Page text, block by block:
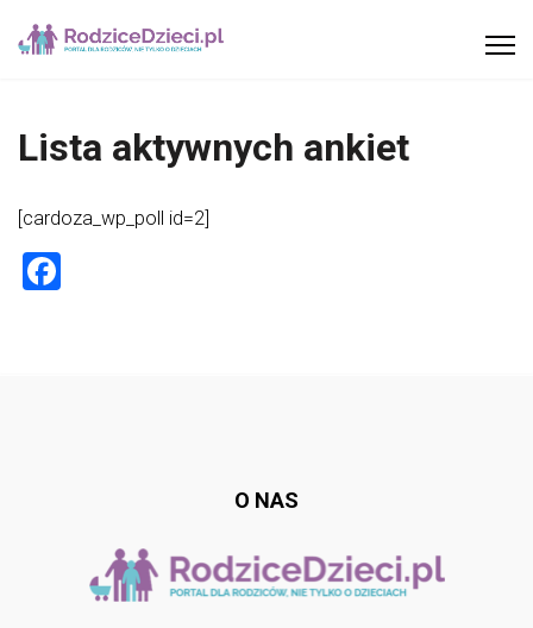
Lista aktywnych ankiet
[cardoza_wp_poll id=2]
O NAS